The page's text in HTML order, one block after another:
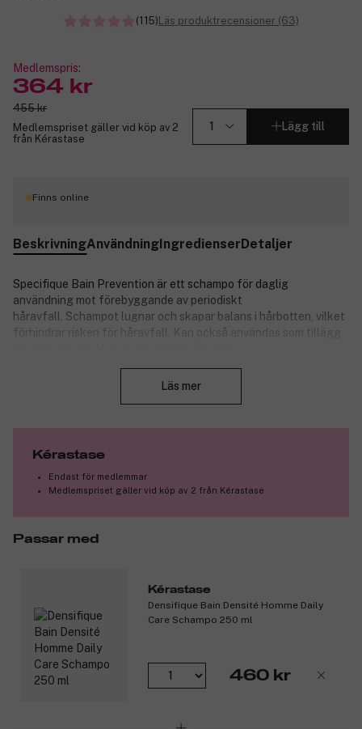
(115)Läs produktrecensioner (63)
Medlemspris:
364 kr
455 kr
Medlemspriset gäller vid köp av 2
från Kérastase
Lägg till
Finns online
BeskrivningAnvändningIngredienserDetaljer
Specifique Bain Prevention är ett schampo för daglig
användning mot förebyggande av periodiskt
håravfall. Schampot lugnar och skapar balans i hårbotten, vilket
förhindrar risken för håravfall. Kan också användas som tillägg
3079402
Läs mer
Kérastase
Endast för medlemmar
Medlemspriset gäller vid köp av 2 från Kérastase
Passar med
Kérastase
Densifique Bain Densité Homme Daily
Care Schampo 250 ml
460 kr